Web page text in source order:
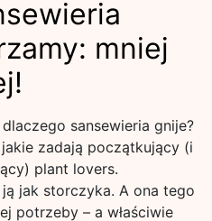
mniej
sansewieria gnije?
zadają początkujący (i
plant lovers.
jak storczyka. A ona tego
potrzeby – a właściwie